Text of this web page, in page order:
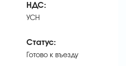
НДС:
УСН
Статус:
Готово к въезду